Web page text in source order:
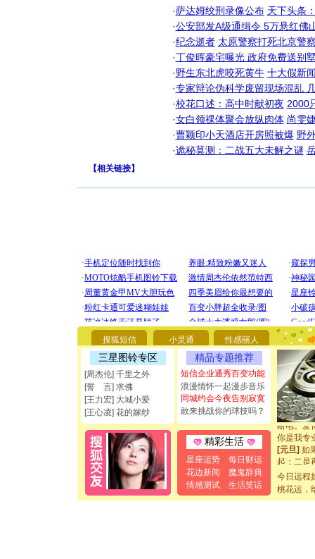
·萨达姆绞刑录像公布 天下头条
·公安部发A级通缉令 5万悬红佛
·纪念逝者 太原警察打死北京警
·丁俊晖豪宅曝光 政府免费送别
·野生东北虎咬死黄牛 十大假新
·专家辩论伪科学废留现场混乱
·校花口述：高中时献初夜 2000
·女白领祼体聚会放纵肉体 尚雯
·曹颖印小天酒店开房照被爆 野
·诡秘莫测：二战五大未解之谜
【相关链接】
搜狐短信 小灵通 性感丽人
三星图铃专区
[周杰伦] 千里之外
[誓 言] 求佛
[王力宏] 大城小爱
[王心凌] 花的嫁纱
精品专题推荐
短信企业通秀百变功能
浪漫情怀一起漫步音乐
同城约会今夜告别寂寞
敢来挑战你的球技吗？
精彩生活
星座运势
每日财运
花边新闻
魔鬼辞典
情感测试
生活笑话
[圣诞节]
你太多，
要平安
[圣诞节]
能正大光
都要快乐
[圣诞节]
如意,快
[元旦]看
断电。爱
你是我专
[元旦]如
起；二是
[元旦]当
泣，这痛
今日运程
桃花运，